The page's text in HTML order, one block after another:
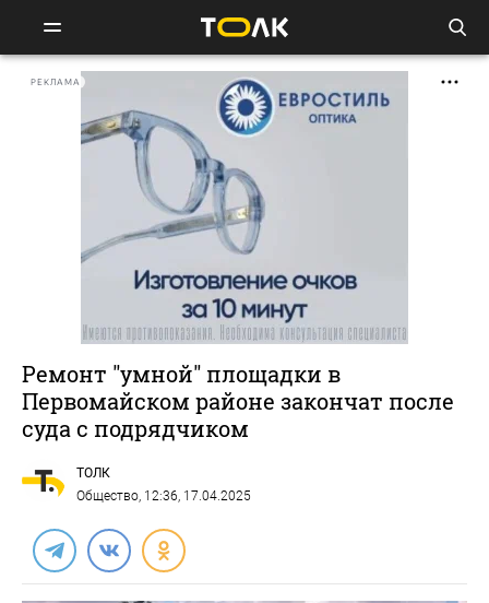
РЕКЛАМА
Ремонт "умной" площадки в
Первомайском районе закончат после
суда с подрядчиком
ТОЛК
Общество, 12:36, 17.04.2025